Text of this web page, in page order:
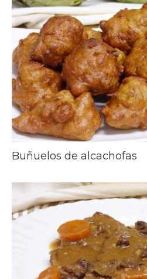
Buñuelos de alcachofas